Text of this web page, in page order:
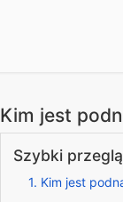
Kim jest
Szybki
1. Kim jest